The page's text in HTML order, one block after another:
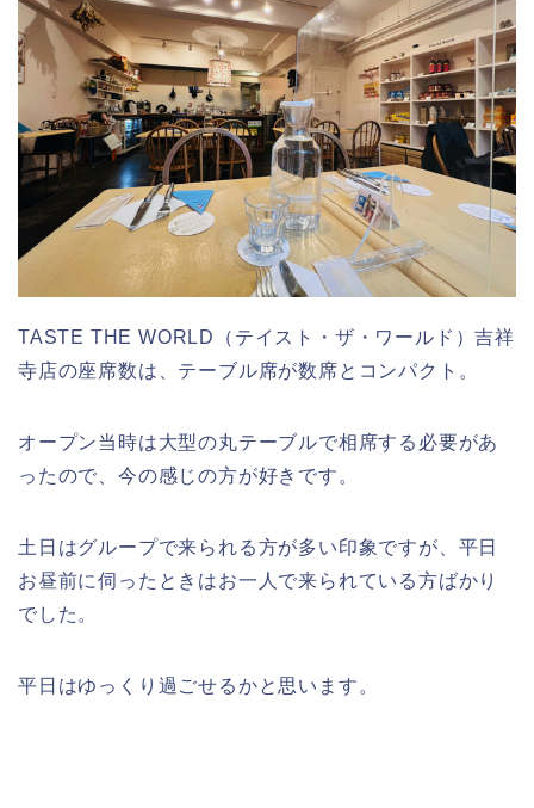
TASTE THE WORLD（テイスト・ザ・ワールド）吉祥
寺店の座席数は、テーブル席が数席とコンパクト。
オープン当時は大型の丸テーブルで相席する必要があ
ったので、今の感じの方が好きです。
土日はグループで来られる方が多い印象ですが、平日
お昼前に伺ったときはお一人で来られている方ばかり
でした。
平日はゆっくり過ごせるかと思います。